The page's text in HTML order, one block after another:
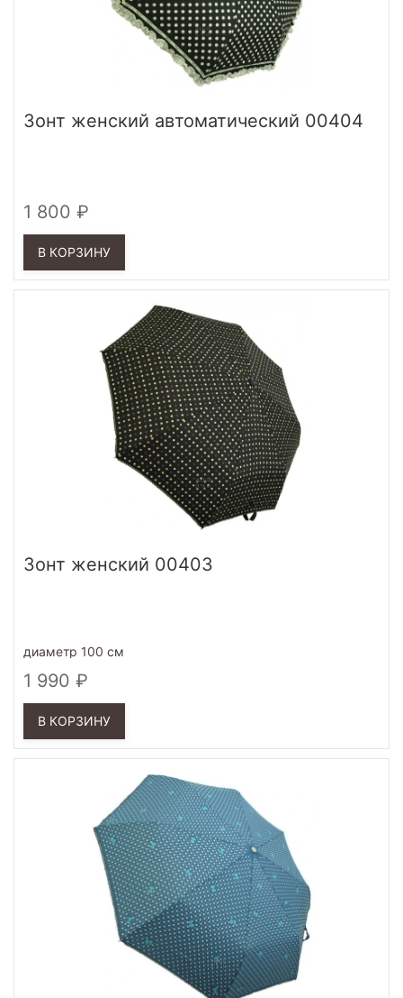
Зонт женский автоматический 00404
1 800
В КОРЗИНУ
Зонт женский 00403
диаметр 100 см
1 990
В КОРЗИНУ